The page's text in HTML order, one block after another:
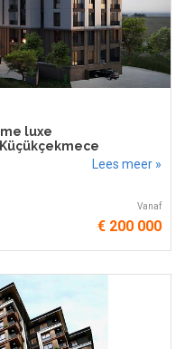
luxe
Lees meer »
Vanaf
€ 200 000